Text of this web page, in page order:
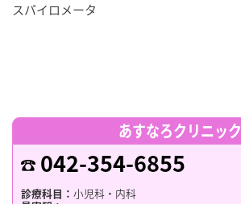
スパイロメータ
あすなろクリニック
042-354-6855
診療科目： 小児科・内科